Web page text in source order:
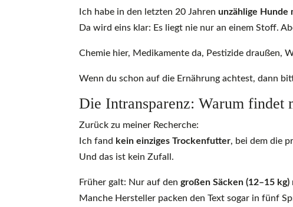
Ich habe in den letzten 20 Jahrenunzählige
Da wird eins klar: Es liegt nie nur an einem Stoff.
Chemie hier, Medikamente da, Pestizide draußen,
Wenn du schon auf die Ernährung achtest, dann
Die Intransparenz: Warum findet
Zurück zu meiner Recherche:
Ich fand kein einziges Trockenfutter, bei dem die
Und das ist kein Zufall.
Früher galt: Nur auf dengroßen Säcken (12–15 kg)
Manche Hersteller packen den Text sogar in fünf